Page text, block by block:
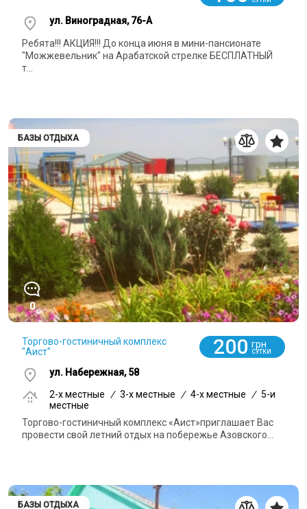
ул. Виноградная, 76-А
Ребята!!! АКЦИЯ!!! До конца июня в мини-пансионате
"Можжевельник" на Арабатской стрелке БЕСПЛАТНЫЙ
т...
БАЗЫ ОТДЫХА
0
Торгово-гостиничный комплекс
"Аист"
200 грн
СУТКИ
ул. Набережная, 58
2-x местные
/ 3-x местные / 4-x местные / 5-и
местные
Торгово-гостиничный комплекс «Аист»приглашает Вас
провести свой летний отдых на побережье Азовского...
БАЗЫ ОТДЫХА